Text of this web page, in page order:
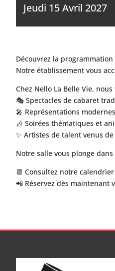
Jeudi 15 Avril 2027
Découvrez la
Notre établissement vous
Chez Nello La Belle Vie,
🎭 Spectacles de cabaret
🎤 Représentations
🎶 Soirées thématiques et
✨ Artistes de talent venus
Notre salle vous plonge
📆 Consultez notre
📲 Réservez dès